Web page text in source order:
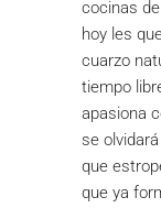
cocinas
hoy les
cuarzo
tiempo
apasiona
se
que
que ya